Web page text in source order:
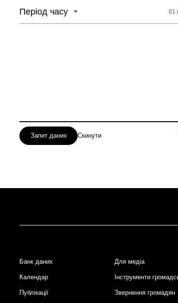
Період часу
Запит даних Скинути
Footer
Банк даних Для медіа
Календар Інструменти
Публікації Звернення громадян